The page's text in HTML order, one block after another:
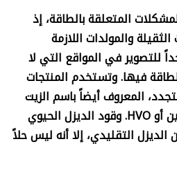
المتعلقة بالطاقة، إذ
والمولدات اللازمة
للتصوير في المواقع التي لا
فيها. وتستخدم المنتجات
المعروف أيضاً باسم الزيت
أوHVO. وقود الديزل الحيوي
التقليدي، إلا أنه ليس حلاً